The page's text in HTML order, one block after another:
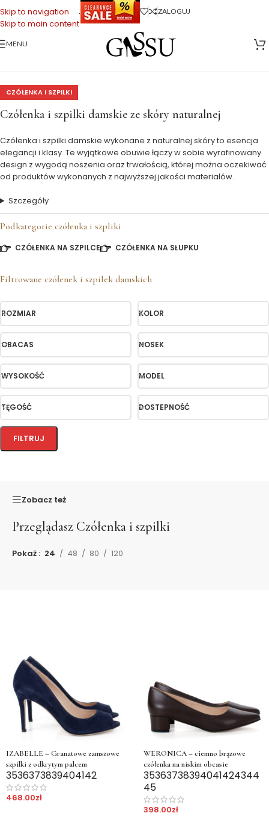
Skip to navigation
Skip to main content
. ZALOGUJ
MENU
Buty Damskie> Czółenka i szpilki
CZÓŁENKA I SZPILKI
Czółenka i szpilki damskie ze skóry naturalnej
Czółenka i szpilki damskie wykonane z naturalnej skóry to esencja
elegancji i klasy. Te wyjątkowe obuwie łączy w sobie wyrafinowany
design z wygodą noszenia oraz trwałością, której można oczekiwać
od produktów wykonanych z najwyższej jakości materiałów.
Szczegóły
Podkategorie czółenka i szpliki
CZÓŁENKA NA SZPILCE CZÓŁENKA NA SŁUPKU
Filtrowane czółenek i szpilek damskich
ROZMIAR KOLOR
OBACAS NOSEK
WYSOKOŚĆ MODEL
TĘGOŚĆ DOSTEPNOŚĆ
FILTRUJ
Zobacz też
Przeglądasz Czółenka i szpilki
Pokaż 24 48 80 120
IZABELLE – Granatowe zamszowe
szpilki z odkrytym palcem
3536373839404142
468.00zł
WERONICA – ciemno brązowe
czółenka na niskim obcasie
35363738394041424344
45
398.00zł